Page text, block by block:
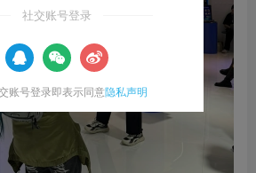
社交账号登录
账号登录即表示同意隐私声明